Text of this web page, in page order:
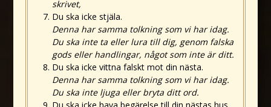
skrivet,
Du ska icke stjäla.
Denna har samma tolkning som vi har idag.
Du ska inte ta eller lura till dig, genom falska
gods eller handlingar, något som inte är ditt.
Du ska icke vittna falskt mot din nästa.
Denna har samma tolkning som vi har idag.
Du ska inte ljuga eller bryta ditt ord.